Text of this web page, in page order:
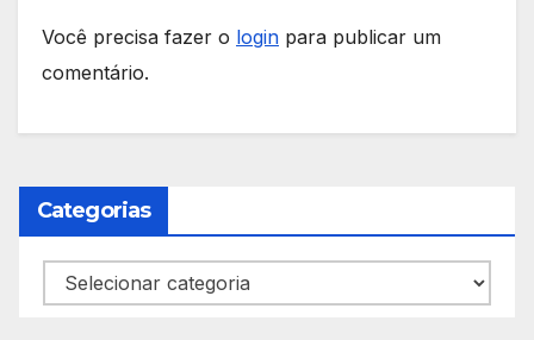
Você precisa fazer o login para publicar um
comentário.
Categorias
Categorias